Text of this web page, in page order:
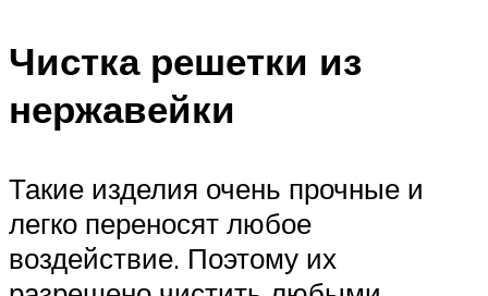
Чистка решетки из
нержавейки
Такие изделия очень прочные и
легко переносят любое
воздействие. Поэтому их